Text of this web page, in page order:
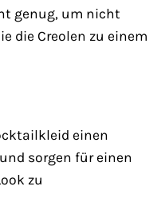
genug, um nicht
die Creolen zu einem
einen
sorgen für einen
zu